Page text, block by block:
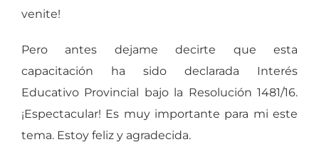
venite!
Pero antes dejame decirte que esta
capacitación ha sido declarada Interés
Educativo Provincial bajo la Resolución 1481/16.
¡Espectacular! Es muy importante para mi este
tema. Estoy feliz y agradecida.